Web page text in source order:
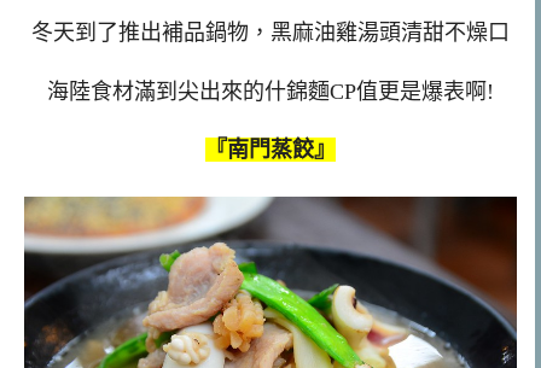
冬天到了推出補品鍋物，黑麻油雞湯頭清甜不燥口
海陸食材滿到尖出來的什錦麵CP值更是爆表啊!
『南門蒸餃』